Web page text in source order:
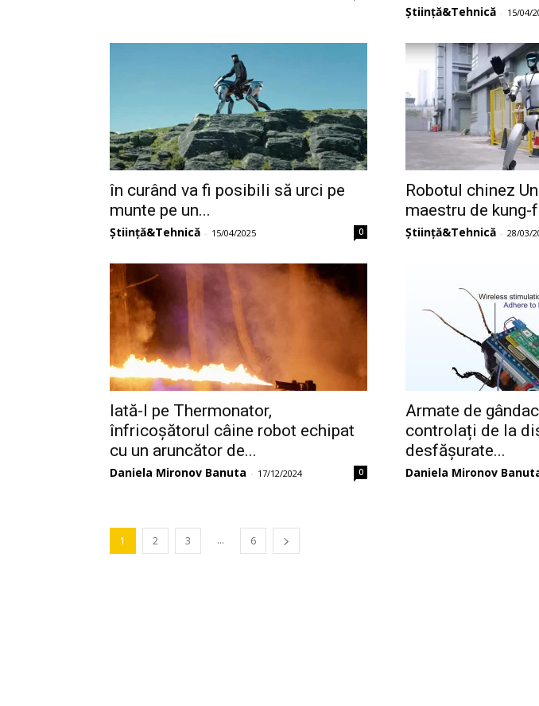
Știință&Tehnică - 15/04/
în curând va fi posibili să urci pe
munte pe un...
Știință&Tehnică - 15/04/2025 0
Robotul chinez
maestru de kung-
Știință&Tehnică - 28/03/
Iată-l pe Thermonator,
înfricoșătorul câine robot echipat
cu un aruncător de...
Daniela Mironov Banuta - 17/12/2024 0
Armate de
controlați de la
desfășurate...
Daniela Mironov
1 2 3 ... 6